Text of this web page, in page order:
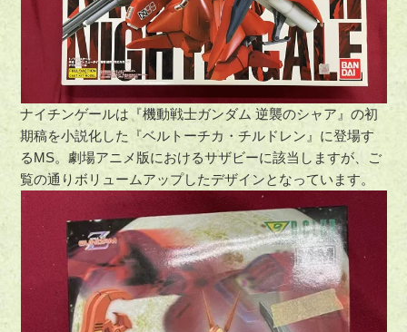
ナイチンゲールは『機動戦士ガンダム 逆襲のシャア』の初
期稿を小説化した『ベルトーチカ・チルドレン』に登場す
るMS。劇場アニメ版におけるサザビーに該当しますが、ご
覧の通りボリュームアップしたデザインとなっています。